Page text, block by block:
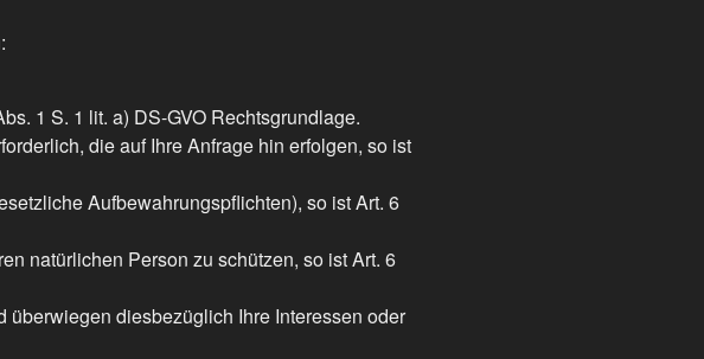
1 S. 1 lit. a) DS-GVO Rechtsgrundlage.
die auf Ihre Anfrage hin erfolgen, so ist
Aufbewahrungspflichten), so ist Art. 6
natürlichen Person zu schützen, so ist Art. 6
überwiegen diesbezüglich Ihre Interessen oder